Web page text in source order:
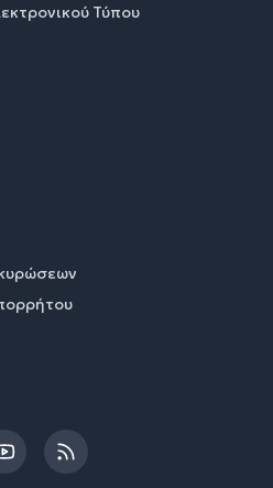
Τύπου
YouTubeRSS